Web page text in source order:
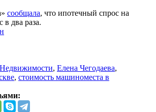
сообщала, что ипотечный спрос на
два раза.
, Елена Чегодаева,
, стоимость машиноместа в